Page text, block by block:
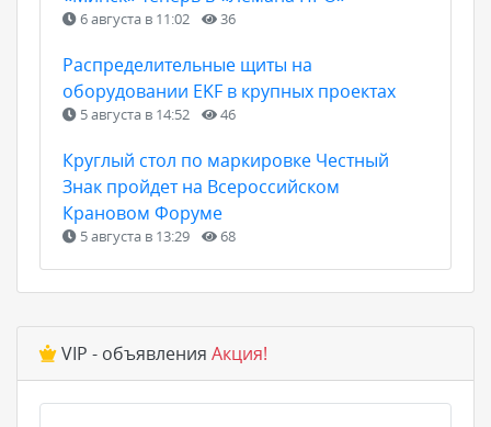
6 августа в 11:02 36
Распределительные щиты на
оборудовании EKF в крупных проектах
5 августа в 14:52 46
Круглый стол по маркировке Честный
Знак пройдет на Всероссийском
Крановом Форуме
5 августа в 13:29 68
VIP - объявления Акция!